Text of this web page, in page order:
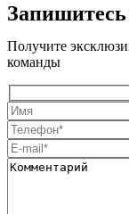
Получите
команды